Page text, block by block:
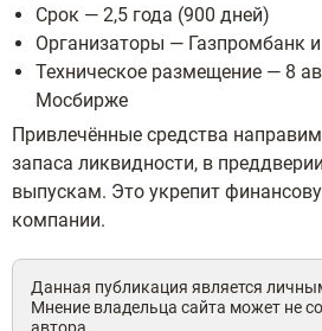
Срок — 2,5 года (900 дней)
Организаторы — Газпромбанк
Техническое размещение — 8
Мосбирже
Привлечённые средства
запаса ликвидности, в
выпускам. Это укрепит
компании.
Данная публикация является
Мнение владельца сайта может не